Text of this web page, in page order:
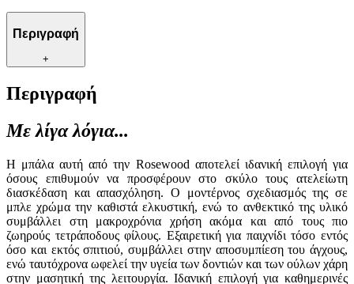
Περιγραφή
+
Περιγραφή
Με λίγα λόγια...
Η μπάλα αυτή από την Rosewood αποτελεί ιδανική επιλογή για
όσους επιθυμούν να προσφέρουν στο σκύλο τους ατελείωτη
διασκέδαση και απασχόληση. Ο μοντέρνος σχεδιασμός της σε
μπλε χρώμα την καθιστά ελκυστική, ενώ το ανθεκτικό της υλικό
συμβάλλει στη μακροχρόνια χρήση ακόμα και από τους πιο
ζωηρούς τετράποδους φίλους. Εξαιρετική για παιχνίδι τόσο εντός
όσο και εκτός σπιτιού, συμβάλλει στην αποσυμπίεση του άγχους,
ενώ ταυτόχρονα ωφελεί την υγεία των δοντιών και των ούλων χάρη
στην μασητική της λειτουργία. Ιδανική επιλογή για καθημερινές